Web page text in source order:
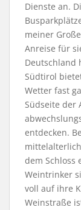
Dienste an.
meiner
Anreise für
Deutschland
Südtirol
Wetter fast
Südseite der
entdecken.
dem Schloss
Weintrinker
voll auf ihre
Weinstraße